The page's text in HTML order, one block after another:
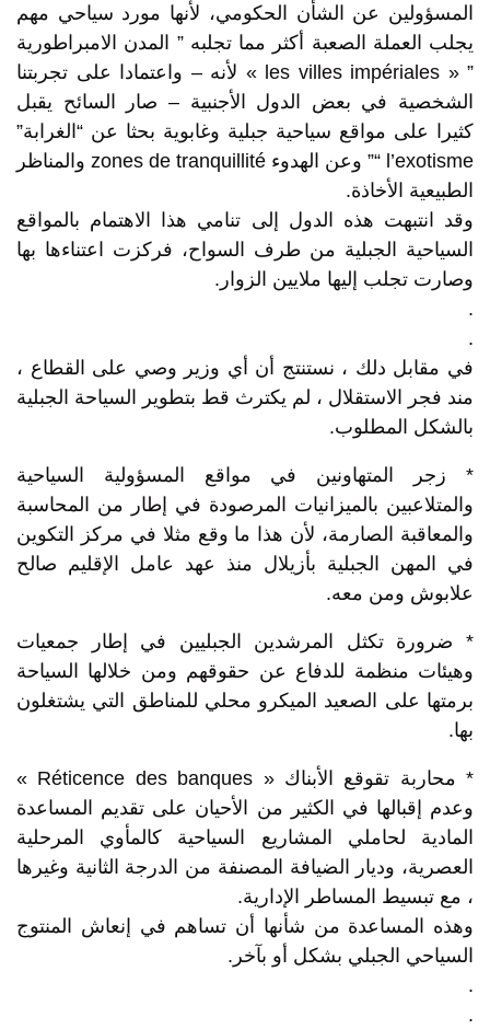
المسؤولين عن الشأن الحكومي، لأنها مورد سياحي مهم
يجلب العملة الصعبة أكثر مما تجلبه ” المدن الامبراطورية
” « les villes impériales » لأنه – واعتمادا على تجربتنا
الشخصية في بعض الدول الأجنبية – صار السائح يقبل
كثيرا على مواقع سياحية جبلية وغابوية بحثا عن “الغرابة”
l’exotisme “” وعن الهدوء zones de tranquillité والمناظر
الطبيعية الأخاذة.
وقد انتبهت هذه الدول إلى تنامي هذا الاهتمام بالمواقع
السياحية الجبلية من طرف السواح، فركزت اعتناءها بها
وصارت تجلب إليها ملايين الزوار.
.
.
في مقابل دلك ، نستنتج أن أي وزير وصي على القطاع ،
مند فجر الاستقلال ، لم يكترث قط بتطوير السياحة الجبلية
بالشكل المطلوب.
* زجر المتهاونين في مواقع المسؤولية السياحية
والمتلاعبين بالميزانيات المرصودة في إطار من المحاسبة
والمعاقبة الصارمة، لأن هذا ما وقع مثلا في مركز التكوين
في المهن الجبلية بأزيلال منذ عهد عامل الإقليم صالح
علابوش ومن معه.
* ضرورة تكثل المرشدين الجبليين في إطار جمعيات
وهيئات منظمة للدفاع عن حقوقهم ومن خلالها السياحة
برمتها على الصعيد الميكرو محلي للمناطق التي يشتغلون
بها.
* محاربة تقوقع الأبناك « Réticence des banques »
وعدم إقبالها في الكثير من الأحيان على تقديم المساعدة
المادية لحاملي المشاريع السياحية كالمأوي المرحلية
العصرية، وديار الضيافة المصنفة من الدرجة الثانية وغيرها
، مع تبسيط المساطر الإدارية.
وهذه المساعدة من شأنها أن تساهم في إنعاش المنتوج
السياحي الجبلي بشكل أو بآخر.
.
.